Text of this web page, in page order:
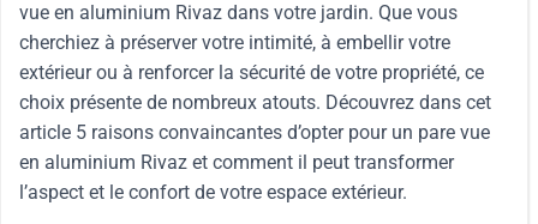
vue en aluminium Rivaz dans votre jardin. Que vous
cherchiez à préserver votre intimité, à embellir votre
extérieur ou à renforcer la sécurité de votre propriété, ce
choix présente de nombreux atouts. Découvrez dans cet
article 5 raisons convaincantes d’opter pour un pare vue
en aluminium Rivaz et comment il peut transformer
l’aspect et le confort de votre espace extérieur.